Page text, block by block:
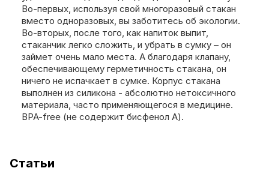
Во-первых, используя свой многоразовый стакан
вместо одноразовых, вы заботитесь об экологии.
Во-вторых, после того, как напиток выпит,
стаканчик легко сложить, и убрать в сумку – он
займет очень мало места. А благодаря клапану,
обеспечивающему герметичность стакана, он
ничего не испачкает в сумке. Корпус стакана
выполнен из силикона - абсолютно нетоксичного
материала, часто применяющегося в медицине.
BPA-free (не содержит бисфенол А).
Cтатьи